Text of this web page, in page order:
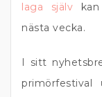
laga själv
nästa vecka.
I sitt